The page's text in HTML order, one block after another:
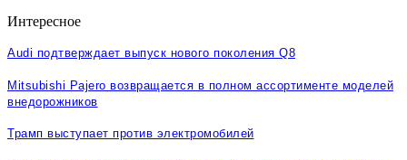
Интересное
Audi подтверждает выпуск нового поколения Q8
Mitsubishi Pajero возвращается в полном ассортименте моделей
внедорожников
Трамп выступает против электромобилей